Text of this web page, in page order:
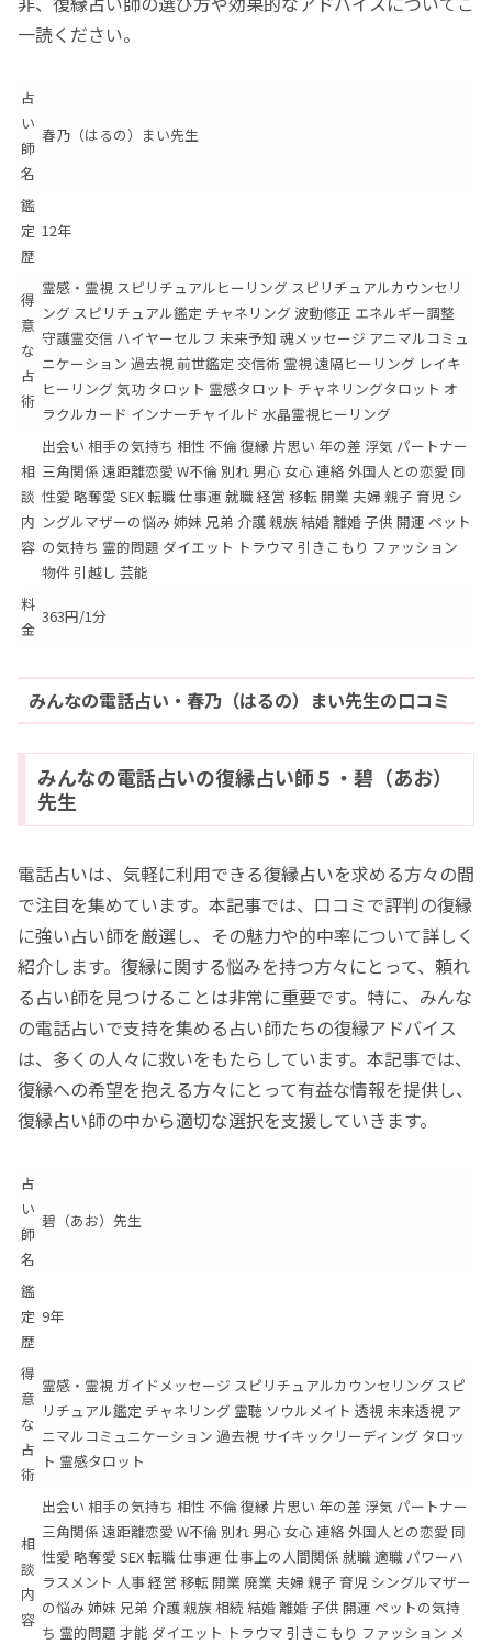
一読ください。
占
い
師
名
春乃（はるの）まい先生
鑑
定
歴
12年
得
意
な
占
術
霊感・霊視 スピリチュアルヒーリング スピリチュアルカウンセリ
ング スピリチュアル鑑定 チャネリング 波動修正 エネルギー調整
守護霊交信 ハイヤーセルフ 未来予知 魂メッセージ アニマルコミュ
ニケーション 過去視 前世鑑定 交信術 霊視 遠隔ヒーリング レイキ
ヒーリング 気功 タロット 霊感タロット チャネリングタロット オ
ラクルカード インナーチャイルド 水晶霊視ヒーリング
相
談
内
容
出会い 相手の気持ち 相性 不倫 復縁 片思い 年の差 浮気 パートナー
三角関係 遠距離恋愛 W不倫 別れ 男心 女心 連絡 外国人との恋愛 同
性愛 略奪愛 SEX 転職 仕事運 就職 経営 移転 開業 夫婦 親子 育児 シ
ングルマザーの悩み 姉妹 兄弟 介護 親族 結婚 離婚 子供 開運 ペット
の気持ち 霊的問題 ダイエット トラウマ 引きこもり ファッション
物件 引越し 芸能
料
金
363円/1分
みんなの電話占い・春乃（はるの）まい先生の口コミ
みんなの電話占いの復縁占い師５・碧（あお）
先生
電話占いは、気軽に利用できる復縁占いを求める方々の間
で注目を集めています。本記事では、口コミで評判の復縁
に強い占い師を厳選し、その魅力や的中率について詳しく
紹介します。復縁に関する悩みを持つ方々にとって、頼れ
る占い師を見つけることは非常に重要です。特に、みんな
の電話占いで支持を集める占い師たちの復縁アドバイス
は、多くの人々に救いをもたらしています。本記事では、
復縁への希望を抱える方々にとって有益な情報を提供し、
復縁占い師の中から適切な選択を支援していきます。
占
い
師
名
碧（あお）先生
鑑
定
歴
9年
得
意
な
占
術
霊感・霊視 ガイドメッセージ スピリチュアルカウンセリング スピ
リチュアル鑑定 チャネリング 霊聴 ソウルメイト 透視 未来透視 ア
ニマルコミュニケーション 過去視 サイキックリーディング タロッ
ト 霊感タロット
相
談
内
容
出会い 相手の気持ち 相性 不倫 復縁 片思い 年の差 浮気 パートナー
三角関係 遠距離恋愛 W不倫 別れ 男心 女心 連絡 外国人との恋愛 同
性愛 略奪愛 SEX 転職 仕事運 仕事上の人間関係 就職 適職 パワーハ
ラスメント 人事 経営 移転 開業 廃業 夫婦 親子 育児 シングルマザー
の悩み 姉妹 兄弟 介護 親族 相続 結婚 離婚 子供 開運 ペットの気持
ち 霊的問題 才能 ダイエット トラウマ 引きこもり ファッション メ